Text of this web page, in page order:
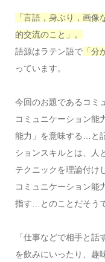
「言語，身ぶり，画
的交流のこと」。
語源はラテン語で「分
っています。
今回のお題であるコミ
コミュニケーション能
能力」を意味する…と
ションスキルとは、人
テクニックを理論付け
コミュニケーション能
指す…とのことだそう
「仕事などで相手と
を飲みにいったり、趣